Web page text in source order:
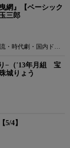
網』【ベーシック
三郎
・時代劇・国内ドラ
−（'13年月組 宝
城りょう
5/4】